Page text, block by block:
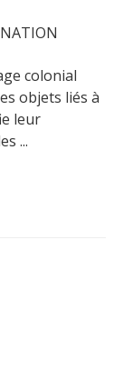
colonial
objets liés à
leur
...